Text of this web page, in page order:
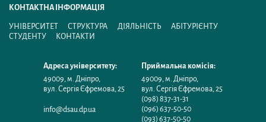
КОНТАКТНА ІНФОРМАЦІЯ
УНІВЕРСИТЕТ СТРУКТУРА ДІЯЛЬНІСТЬ
АБІТУРІЄНТУ
СТУДЕНТУ
КОНТАКТИ
Адреса університету:
49009 м. Дніпро,
вул. Сергія Єфремова, 25
info@dsau.dp.ua
Приймальна комісія:
49009 м. Дніпро,
вул. Сергія Єфремова, 25
(098) 837-31-31
(096) 637-50-50
(093) 637-50-50